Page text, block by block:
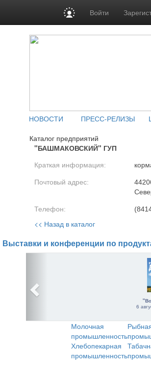
Войти
НОВОСТИ ПРЕСС-РЕЛИЗЫ
Каталог предприятий
"БАШМАКОВСКИЙ" ГУП
Краткая информация:
Почтовый адрес:
Телефон:
<< Назад в каталог
Выставки и конференции по
6
Молочная
промышленность
Хлебопекарная
промышленность